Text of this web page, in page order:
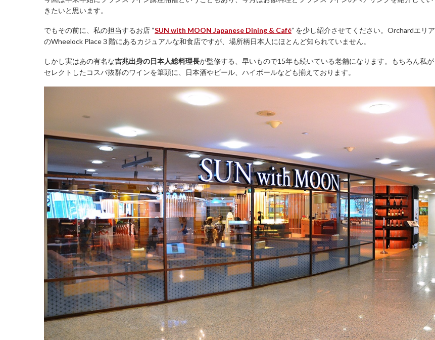
きたいと思います。
でもその前に、私の担当するお店 “SUN with MOON Japanese Dining & Café” を少し紹介させてください。Orchardエリア
のWheelock Place３階にあるカジュアルな和食店ですが、場所柄日本人にほとんど知られていません。
しかし実はあの有名な吉兆出身の日本人総料理長が監修する、早いもので15年も続いている老舗になります。もちろん私が
セレクトしたコスパ抜群のワインを筆頭に、日本酒やビール、ハイボールなども揃えております。